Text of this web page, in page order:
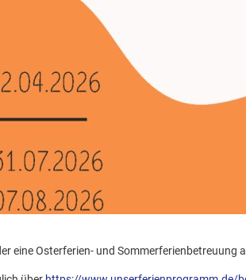
eine Osterferien- und Sommerferienbetreuung